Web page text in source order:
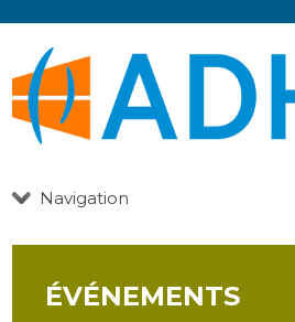
Navigation
ÉVÉNEMENTS